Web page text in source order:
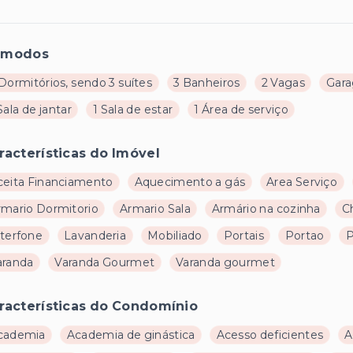
sendo 3 suítes 3 Banheiros 2 Vagas
de jantar
1 Sala de estar 1 Área de serviço
do Imóvel
Financiamento Aquecimento a gás
Area Serviço
Dormitorio
Armario Sala Armário na cozinha
Lavanderia Mobiliado Portais Portao
Varanda Gourmet Varanda gourmet
do Condomínio
Academia de ginástica Acesso deficientes